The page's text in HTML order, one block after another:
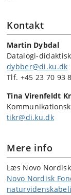
Kontakt
Martin Dybdal
Datalogi-
dybber@di.ku.dk
Tlf. +45 23 70 93
Tina Virenfeldt
tikr@di.ku.dk
Mere info
Læs Novo
Novo Nordisk